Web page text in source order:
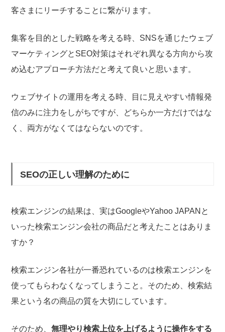
客さまにリーチすることに繋がります。
集客を目的とした戦略を考える時、SNSを通じたウェブ
マーケティングとSEO対策はそれぞれ異なる方向から攻
め込むアプローチ方法だと考えて良いと思います。
ウェブサイトの運用を考える時、目に見えやすい情報発
信のみに注力をしがちですが、どちらか一方だけではな
く、両方がなくてはならないのです。
SEOの正しい理解のために
検索エンジンの結果は、実はGoogleやYahoo JAPANと
いった検索エンジン会社の商品だと考えたことはありま
すか？
検索エンジン各社が一番恐れているのは検索エンジンを
使ってもらわなくなってしまうこと。そのため、検索結
果という名の商品の質を大切にしています。
そのため、無理やり検索上位を上げるように操作をする